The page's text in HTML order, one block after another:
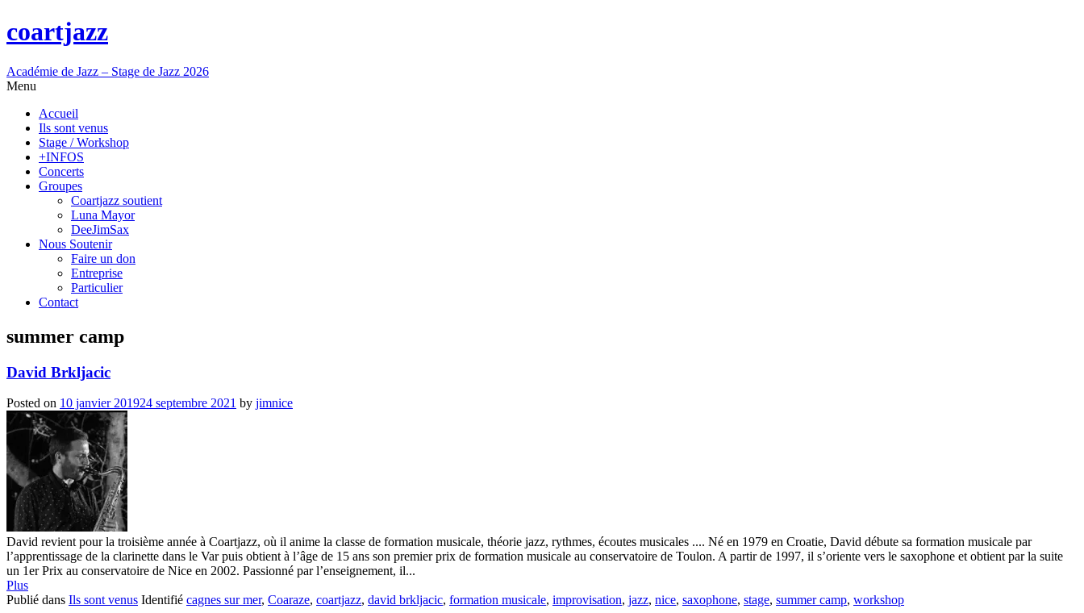
coartjazz
Académie de Jazz – Stage de Jazz 2026
Menu
Accueil
Ils sont venus
Stage / Workshop
+INFOS
Concerts
Groupes
Coartjazz soutient
Luna Mayor
DeeJimSax
Nous Soutenir
Faire un don
Entreprise
Particulier
Contact
summer camp
David Brkljacic
Posted on 10 janvier 201924 septembre 2021 by jimnice
David revient pour la troisième année à Coartjazz, où il anime la classe de formation musicale, théorie jazz, rythmes, écoutes musicales .... Né en 1979 en Croatie, David débute sa formation musicale par
l’apprentissage de la clarinette dans le Var puis obtient à l’âge de 15 ans son premier prix de formation musicale au conservatoire de Toulon. A partir de 1997, il s’oriente vers le saxophone et obtient par la suite
un 1er Prix au conservatoire de Nice en 2002. Passionné par l’enseignement, il...
Plus
Publié dans Ils sont venus Identifié cagnes sur mer, Coaraze, coartjazz, david brkljacic, formation musicale, improvisation, jazz, nice, saxophone, stage, summer camp, workshop